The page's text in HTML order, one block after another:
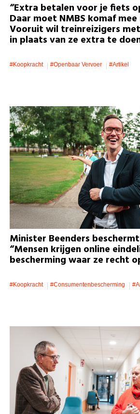
“Extra betalen voor je fiets
Daar moet NMBS komaf mee
Vooruit wil treinreizigers
in plaats van ze extra te
#koopkracht #openbaar Vervoer
#artikel
Minister Beenders
“Mensen krijgen online
bescherming waar ze recht
#koopkracht #consumentenbescherming